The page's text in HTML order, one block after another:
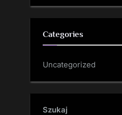
Categories
Uncategorized
Szukaj